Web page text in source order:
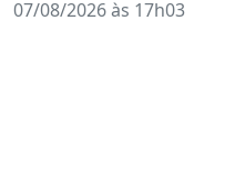
07/08/2026 às 17h03